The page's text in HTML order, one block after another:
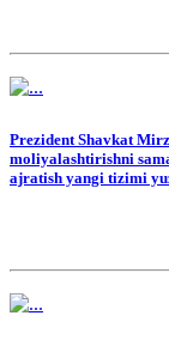
Prezident Shavkat
moliyalashtirishni
ajratish yangi tizimi